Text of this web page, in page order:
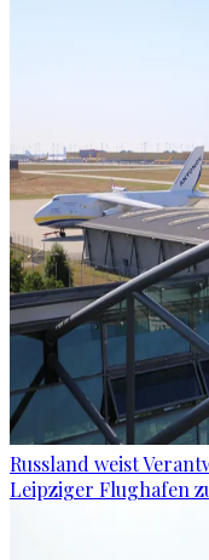
Russland weist
Leipziger Flughafen